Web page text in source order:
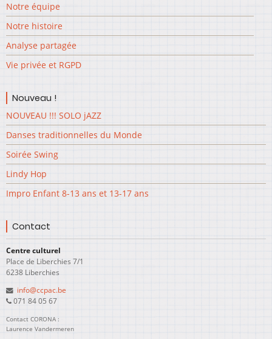
Notre équipe
Notre histoire
Analyse partagée
Vie privée et RGPD
Nouveau !
NOUVEAU !!! SOLO jAZZ
Danses traditionnelles du Monde
Soirée Swing
Lindy Hop
Impro Enfant 8-13 ans et 13-17 ans
Contact
Centre culturel
Place de Liberchies 7/1
6238 Liberchies
info@ccpac.be
071 84 05 67
Contact CORONA :
Laurence Vandermeren